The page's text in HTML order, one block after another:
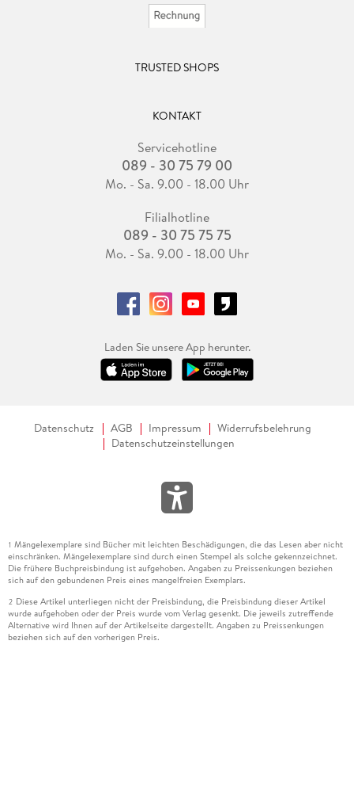
TRUSTED SHOPS
KONTAKT
Servicehotline
089 - 30 75 79 00
Mo. - Sa. 9.00 - 18.00 Uhr
Filialhotline
089 - 30 75 75 75
Mo. - Sa. 9.00 - 18.00 Uhr
Laden Sie unsere App herunter.
Datenschutz AGB Impressum
Widerrufsbelehrung
Datenschutzeinstellungen
1 Mängelexemplare sind Bücher mit leichten Beschädigungen, die das Lesen aber nicht
einschränken. Mängelexemplare sind durch einen Stempel als solche gekennzeichnet.
Die frühere Buchpreisbindung ist aufgehoben. Angaben zu Preissenkungen beziehen
sich auf den gebundenen Preis eines mangelfreien Exemplars.
2 Diese Artikel unterliegen nicht der Preisbindung, die Preisbindung dieser Artikel
wurde aufgehoben oder der Preis wurde vom Verlag gesenkt. Die jeweils zutreffende
Alternative wird Ihnen auf der Artikelseite dargestellt. Angaben zu Preissenkungen
beziehen sich auf den vorherigen Preis.